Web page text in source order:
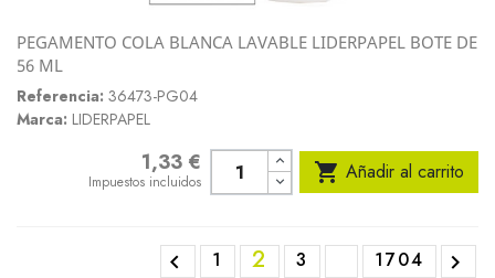
PEGAMENTO COLA BLANCA LAVABLE LIDERPAPEL BOTE DE
56 ML
Referencia: 36473-PG04
Marca: LIDERPAPEL
1,33 €
Impuestos incluidos  Añadir al carrito
 1 2 3 1704 